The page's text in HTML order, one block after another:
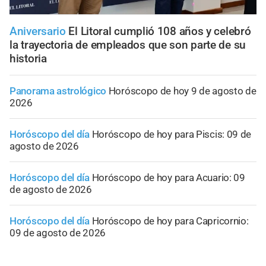
Aniversario El Litoral cumplió 108 años y celebró
la trayectoria de empleados que son parte de su
historia
Panorama astrológico Horóscopo de hoy 9 de agosto de
2026
Horóscopo del día Horóscopo de hoy para Piscis: 09 de
agosto de 2026
Horóscopo del día Horóscopo de hoy para Acuario: 09
de agosto de 2026
Horóscopo del día Horóscopo de hoy para Capricornio:
09 de agosto de 2026